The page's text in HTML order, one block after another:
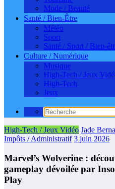
Mode / Beauté
Santé / Bien-Être
Météo
Sport
Santé / Sport / Bien-
Culture / Numérique
Musique
High-Tech / Jeux
High-Tech
Jeux
High-Tech / Jeux Vidéo Jade
Impôts / Administratif 3 juin 2026
Marvel’s Wolverine :
gameplay dévoilée par
Play